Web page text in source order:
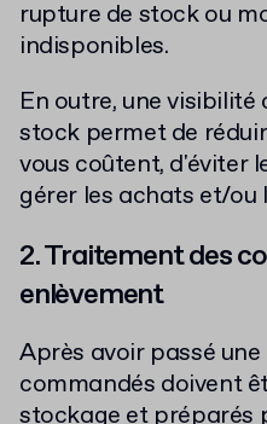
rupture de stock ou
indisponibles.
En outre, une visibilité
stock permet de
vous coûtent, d'éviter
gérer les achats et/ou
2. Traitement des
enlèvement
Après avoir passé
commandés doivent
stockage et préparés